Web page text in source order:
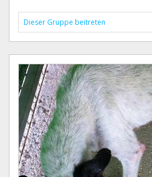
Dieser Gruppe beitreten